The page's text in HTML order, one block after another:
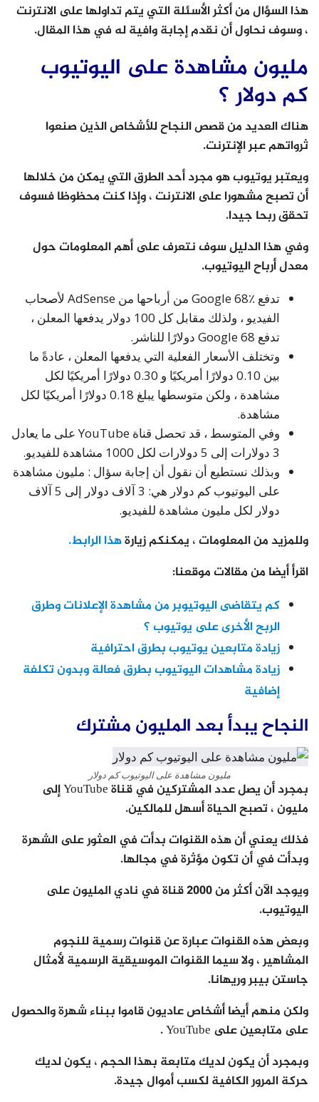
هذا السؤال من أكثر الأسئلة التي يتم تداولها على الانترنت
، وسوف نحاول أن نقدم إجابة وافية له في هذا المقال.
مليون مشاهدة على اليوتيوب
كم دولار ؟
هناك العديد من قصص النجاح للأشخاص الذين صنعوا
ثرواتهم عبر الإنترنت.
ويعتبر يوتيوب هو مجرد أحد الطرق التي يمكن من خلالها
أن تصبح مشهورا على الانترنت ، وإذا كنت محظوظا فسوف
تحقق ربحا جيدا.
وفي هذا الدليل سوف نتعرف على أهم المعلومات حول
معدل أرباح اليوتيوب.
تدفع Google 68٪ من أرباحها من AdSense لأصحاب
الفيديو ، ولذلك مقابل كل 100 دولار يدفعها المعلن ،
تدفع Google 68 دولارًا للناشر.
وتختلف الأسعار الفعلية التي يدفعها المعلن ، عادةً ما
بين 0.10 دولارًا أمريكيًا و 0.30 دولارًا أمريكيًا لكل
مشاهدة ، ولكن متوسطها يبلغ 0.18 دولارًا أمريكيًا لكل
مشاهدة.
وفي المتوسط ، قد تحصل قناة YouTube على ما يعادل
3 دولارات إلى 5 دولارات لكل 1000 مشاهدة للفيديو.
وبذلك نستطيع أن نقول أن إجابة سؤال : مليون مشاهدة
على اليوتيوب كم دولار هي: 3 آلاف دولار إلى 5 آلاف
دولار لكل مليون مشاهدة للفيديو.
وللمزيد من المعلومات ، يمكنكم زيارةهذا الرابط.
اقرأ أيضا من مقالات موقعنا:
كم يتقاضى اليوتيوبر من مشاهدة الإعلانات وطرق
الربح الأخرى على يوتيوب ؟
زيادة متابعين يوتيوب بطرق احترافية
زيادة مشاهدات اليوتيوب بطرق فعالة وبدون تكلفة
إضافية
النجاح يبدأ بعد المليون مشترك
مليون مشاهدة على اليوتيوب كم دولار
بمجرد أن يصل عدد المشتركين في قناة YouTube إلى
مليون ، تصبح الحياة أسهل للمالكين.
فذلك يعني أن هذه القنوات بدأت في العثور على الشهرة
وبدأت في أن تكون مؤثرة في مجالها.
ويوجد الآن أكثر من 2000 قناة في نادي المليون على
اليوتيوب.
وبعض هذه القنوات عبارة عن قنوات رسمية للنجوم
المشاهير ، ولا سيما القنوات الموسيقية الرسمية لأمثال
جاستن بيبر وريهانا.
ولكن منهم أيضا أشخاص عاديون قاموا ببناء شهرة والحصول
على متابعين على YouTube .
وبمجرد أن يكون لديك متابعة بهذا الحجم ، يكون لديك
حركة المرور الكافية لكسب أموال جيدة.